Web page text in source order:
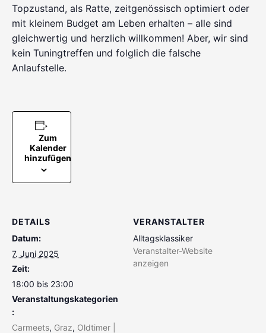
Topzustand, als Ratte, zeitgenössisch optimiert oder
mit kleinem Budget am Leben erhalten – alle sind
gleichwertig und herzlich willkommen! Aber, wir sind
kein Tuningtreffen und folglich die falsche
Anlaufstelle.
Zum
Kalender
hinzufügen
DETAILS
Datum:
7. Juni 2025
Zeit:
18:00 bis 23:00
Veranstaltungskategorien
:
Carmeets, Graz, Oldtimer |
VERANSTALTER
Alltagsklassiker
Veranstalter-Website
anzeigen